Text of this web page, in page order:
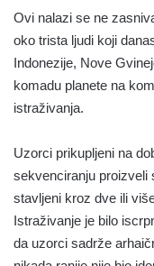
Ovi nalazi se ne
oko trista ljudi koji
Indonezije, Nove
komadu planete na
istraživanja.
Uzorci prikupljeni na
sekvenciranju proizveli
stavljeni kroz dve ili
Istraživanje je bilo
da uzorci sadrže